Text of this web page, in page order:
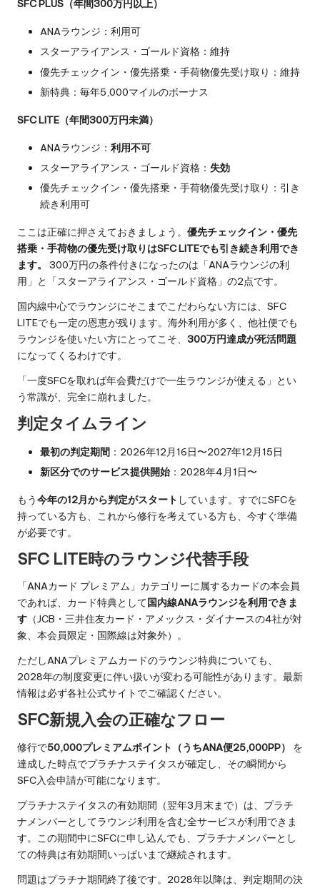
SFC PLUS（年間300万円以上）
ANAラウンジ：利用可
スターアライアンス・ゴールド資格：維持
優先チェックイン・優先搭乗・手荷物優先受け取り：維持
新特典：毎年5,000マイルのボーナス
SFC LITE（年間300万円未満）
ANAラウンジ： 利用不可
スターアライアンス・ゴールド資格： 失効
優先チェックイン・優先搭乗・手荷物優先受け取り：引き
続き利用可
ここは正確に押さえておきましょう。 優先チェックイン・優先
搭乗・手荷物の優先受け取りはSFC LITEでも引き続き利用でき
ます。
300万円の条件付きになったのは「ANAラウンジの利
用」と「スターアライアンス・ゴールド資格」の2点です。
国内線中心でラウンジにそこまでこだわらない方には、SFC
LITEでも一定の恩恵が残ります。海外利用が多く、他社便でも
ラウンジを使いたい方にとってこそ、 300万円達成が死活問題
になってくるわけです。
「一度SFCを取れば年会費だけで一生ラウンジが使える」とい
う常識が、完全に崩れました。
判定タイムライン
最初の判定期間 ：2026年12月16日〜2027年12月15日
新区分でのサービス提供開始 ：2028年4月1日〜
もう今年の12月から判定がスタート しています。すでにSFCを
持っている方も、これから修行を考えている方も、今すぐ準備
が必要です。
SFC LITE時のラウンジ代替手段
「ANAカード プレミアム」カテゴリーに属するカードの本会員
であれば、カード特典として国内線ANAラウンジを利用できま
す （JCB・三井住友カード・アメックス・ダイナースの4社が対
象、本会員限定・国際線は対象外）。
ただしANAプレミアムカードのラウンジ特典についても、
2028年の制度変更に伴い扱いが変わる可能性があります。最新
情報は必ず各社公式サイトでご確認ください。
SFC新規入会の正確なフロー
修行で50,000プレミアムポイント（うちANA便25,000PP）
を
達成した時点でプラチナステイタスが確定し、その瞬間から
SFC入会申請が可能になります。
プラチナステイタスの有効期間（翌年3月末まで）は、プラチ
ナメンバーとしてラウンジ利用を含む全サービスが利用できま
す。この期間中にSFCに申し込んでも、プラチナメンバーとし
ての特典は有効期間いっぱいまで継続されます。
問題はプラチナ期間終了後です。2028年以降は、判定期間の決